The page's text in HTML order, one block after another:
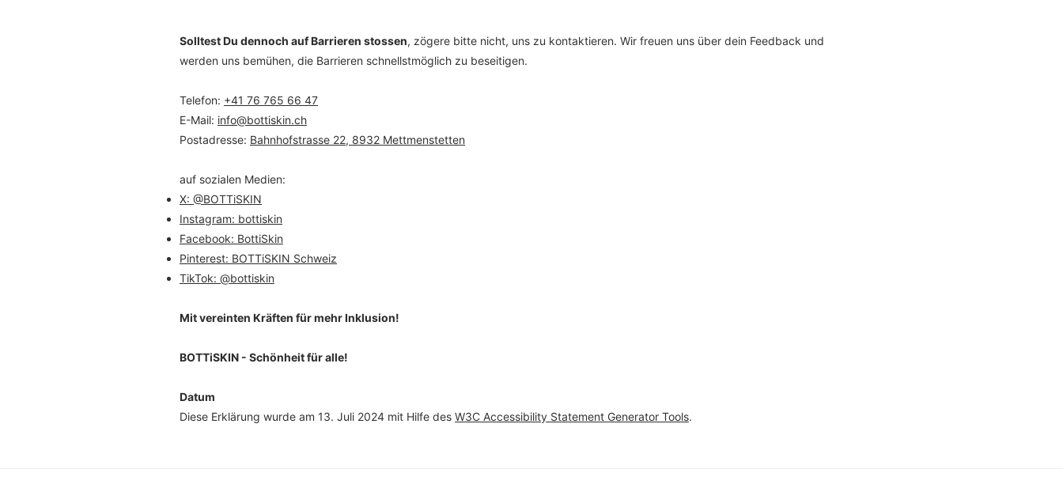
Solltest Du dennoch auf Barrieren stossen, zögere bitte nicht, uns zu kontaktieren. Wir freuen uns über dein Feedback und
werden uns bemühen, die Barrieren schnellstmöglich zu beseitigen.
Telefon: +41 76 765 66 47
E-Mail: info@bottiskin.ch
Postadresse: Bahnhofstrasse 22, 8932 Mettmenstetten
auf sozialen Medien:
X: @BOTTiSKIN
Instagram: bottiskin
Facebook: BottiSkin
Pinterest: BOTTiSKIN Schweiz
TikTok: @bottiskin
Mit vereinten Kräften für mehr Inklusion!
BOTTiSKIN - Schönheit für alle!
Datum
Diese Erklärung wurde am 13. Juli 2024 mit Hilfe des W3C Accessibility Statement Generator Tools.